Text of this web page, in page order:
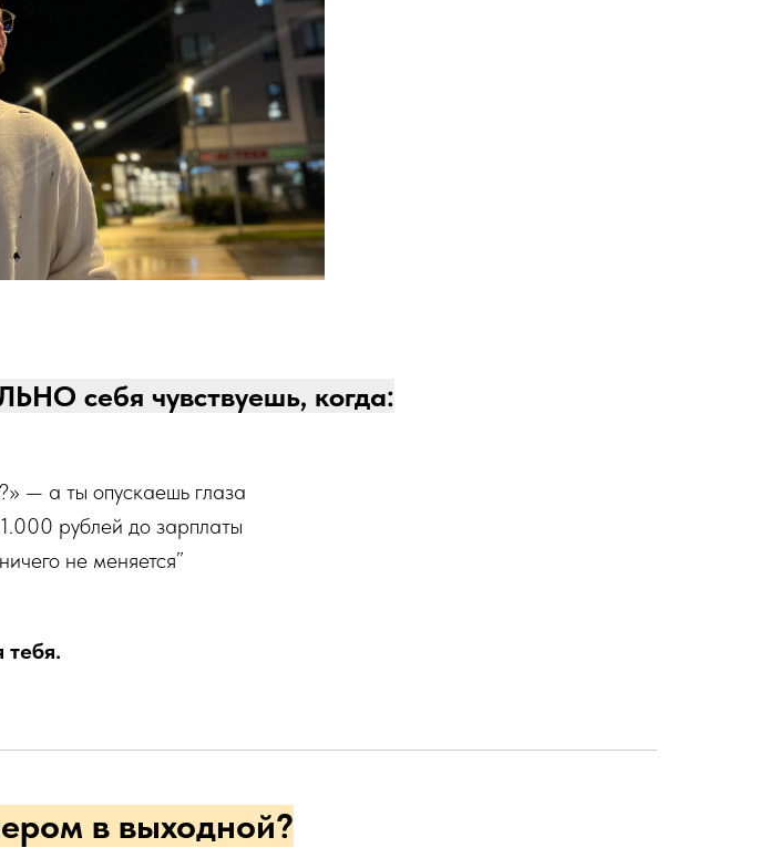
себя чувствуешь, когда:
— а ты опускаешь глаза
рублей до зарплаты
не меняется”
тебя.
в выходной?